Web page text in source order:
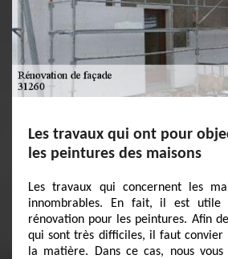
Les travaux qui ont pour
les peintures des maisons
Les travaux qui concernent les
innombrables. En fait, il est utile
rénovation pour les peintures. Afin
qui sont très difficiles, il faut convier
la matière. Dans ce cas, nous